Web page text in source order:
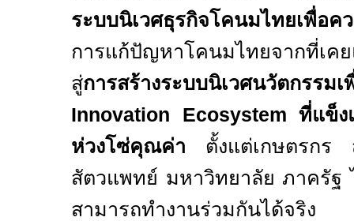
ระบบนิเวศธุรกิจโคนมไทยเพื่อค
การแก้ปัญหาโคนมไทยจากที่เค
สู่การสร้างระบบนิเวศนวัตกรร
Innovation Ecosystem ที่แข็ง
ห่วงโซ่คุณค่า ตั้งแต่เกษตรก
สัตวแพทย์ มหาวิทยาลัย ภาครัฐ
สามารถทำงานร่วมกันได้จริง